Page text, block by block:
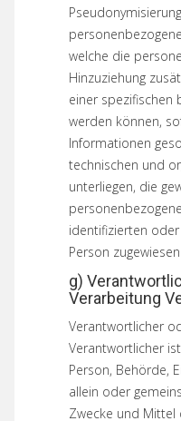
welche die
Hinzuziehung
einer spezifischen
werden können,
Informationen
technischen und
unterliegen, die
identifizierten
Person
g)
Verarbeitung
Verantwortlicher
Verantwortlicher
Person, Behörde,
allein oder
Zwecke und Mittel